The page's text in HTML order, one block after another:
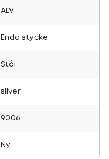
ALV
Enda stycke
Stål
silver
9006
Ny